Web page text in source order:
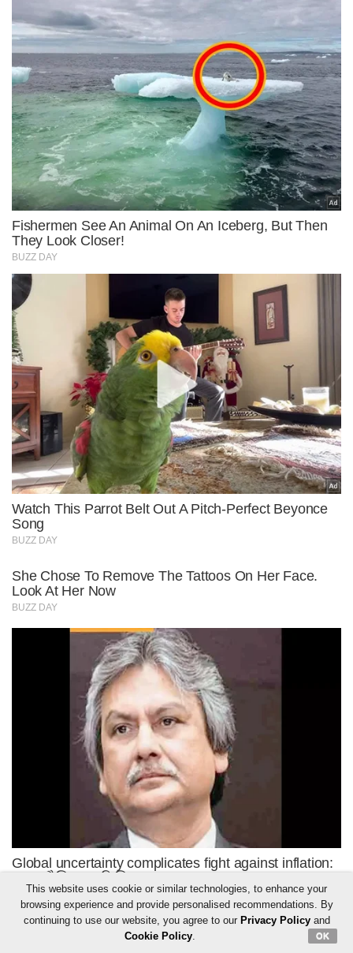
This website uses cookie or similar technologies, to enhance your
browsing experience and provide personalised recommendations. By
continuing to use our website, you agree to our Privacy Policyand
Cookie Policy. OK